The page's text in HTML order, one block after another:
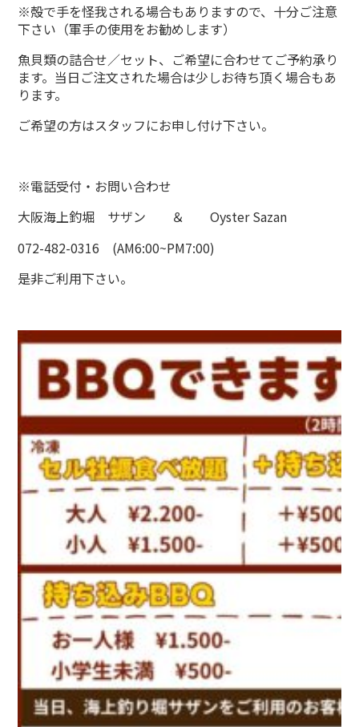
※殻で手を怪我される場合もありますので、十分ご注意
下さい（軍手の使用をお勧めします）
魚貝類の詰合せ／セット、ご希望に合わせてご予約承り
ます。当日ご注文された場合は少しお待ち頂く場合もあ
ります。
ご希望の方はスタッフにお申し付け下さい。
※電話受付・お問い合わせ
大阪海上釣堀 サザン ＆ Oyster Sazan
072-482-0316 (AM6:00~PM7:00)
是非ご利用下さい。